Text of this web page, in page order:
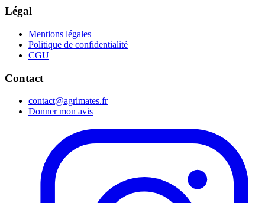
Légal
Mentions légales
Politique de confidentialité
CGU
Contact
contact@agrimates.fr
Donner mon avis